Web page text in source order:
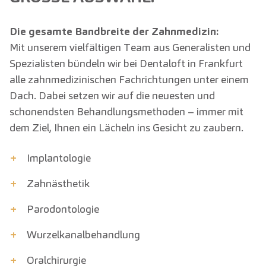
Die gesamte Bandbreite der Zahnmedizin:
Mit unserem vielfältigen Team aus Generalisten und
Spezialisten bündeln wir bei Dentaloft in Frankfurt
alle zahnmedizinischen Fachrichtungen unter einem
Dach. Dabei setzen wir auf die neuesten und
schonendsten Behandlungsmethoden – immer mit
dem Ziel, Ihnen ein Lächeln ins Gesicht zu zaubern.
+
Implantologie
+
Zahnästhetik
+
Parodont­ologie
+
Wurzelkanal­behandlung
+
Oralchirurgie